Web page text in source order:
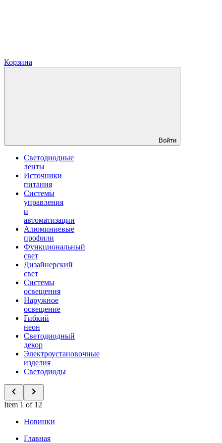
Корзина
Войти
Светодиодные
ленты
Источники
питания
Системы
управления
и
автоматизации
Алюминиевые
профили
Функциональный
свет
Дизайнерский
свет
Системы
освещения
Наружное
освещение
Гибкий
неон
Светодиодный
декор
Электроустановочные
изделия
Светодиоды
Item 1 of 12
Новинки
Главная